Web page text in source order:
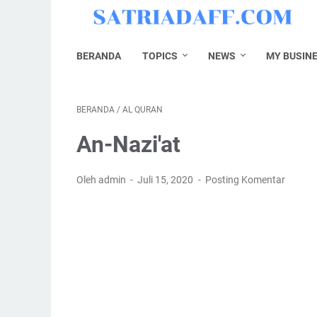
BERANDA TOPICS NEWS MY
BERANDA / AL QURAN
An-Nazi'at
Oleh admin Juli 15, 2020 Posting Komentar